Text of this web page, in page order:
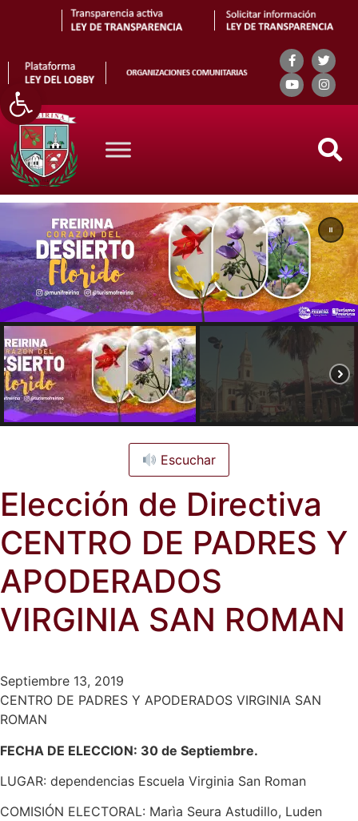
Abrir barra de herramientas
Search
Escuchar
Elección de Directiva
CENTRO DE PADRES Y
APODERADOS
VIRGINIA SAN ROMAN
Septiembre 13, 2019
CENTRO DE PADRES Y APODERADOS VIRGINIA SAN
ROMAN
FECHA DE ELECCION: 30 de Septiembre.
LUGAR: dependencias Escuela Virginia San Roman
COMISIÓN ELECTORAL: Marìa Seura Astudillo, Luden